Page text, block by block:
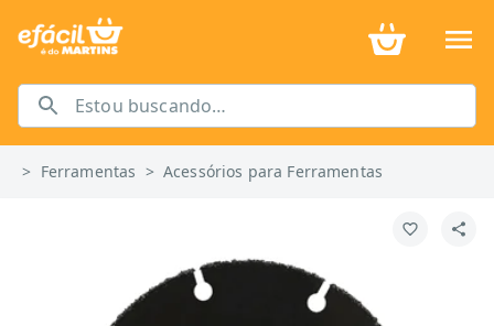
> Ferramentas >Acessórios para Ferramentas